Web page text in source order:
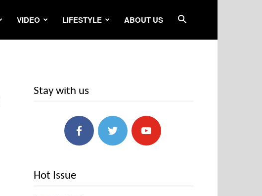
VIDEO LIFESTYLE ABOUT US
Stay with us
Hot Issue